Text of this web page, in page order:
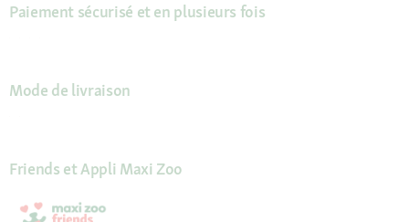
Paiement sécurisé et en plusieurs fois
Mode de livraison
Friends et Appli Maxi Zoo